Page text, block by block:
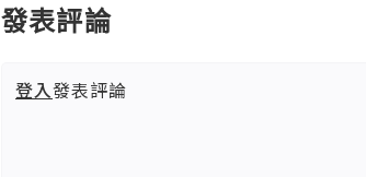
發表評論
登入發表評論